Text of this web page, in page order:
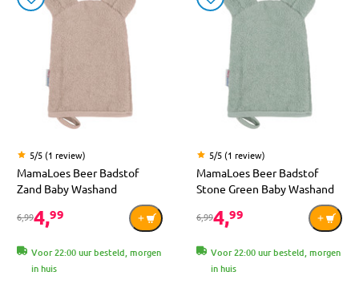
5/5 (1 review)
MamaLoes Beer Badstof
Zand Baby Washand
6,994,99
Voor 22:00 uur besteld, morgen
in huis
5/5 (1 review)
MamaLoes Beer Badstof
Stone Green Baby Washand
6,994,99
Voor 22:00 uur besteld, morgen
in huis